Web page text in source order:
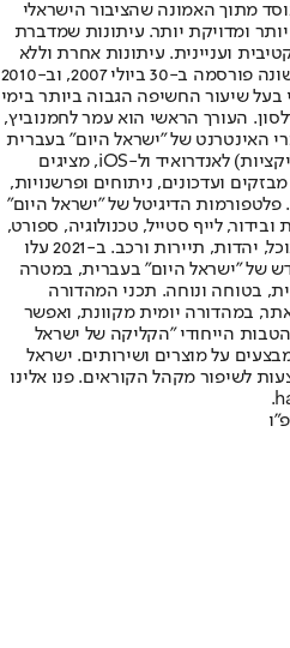
מתוך האמונה שהציבור הישראלי
ומדויקת יותר. עיתונות שמדברת
ועניינית. עיתונות אחרת וללא
תשלום. המהדורה המודפסת הראשונה פורסמה ב-30 ביולי 2007, וב-2010
בעל שיעור החשיפה הגבוה ביותר בימי
העורך הראשי הוא עמר לחמנוביץ,
האינטרנט של "ישראל היום" בעברית
ובאנגלית, כמו כן היישומונים (אפליקציות) לאנדרואיד ול-iOS, מציגים
ועדכונים, ניתוחים ופרשנויות,
פלטפורמות הדיגיטל של "ישראל היום"
לייף סטייל, טכנולוגיה, ספורט,
כלכלה וצרכנות, בריאות, חיילים, אוכל, יהדות, תיירות ורכב. ב-2021 עלו
של "ישראל היום" בעברית, במטרה
בטוחה ונוחה. תכני המהדורה
במהדורה יומית מקוונת, ואפשר
הייחודי "הקליקה של ישראל
על מוצרים ושירותים. ישראל
לשיפור מקהל הקוראים. פנו אלינו